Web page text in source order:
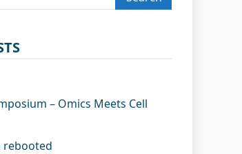
– Omics Meets Cell
rebooted